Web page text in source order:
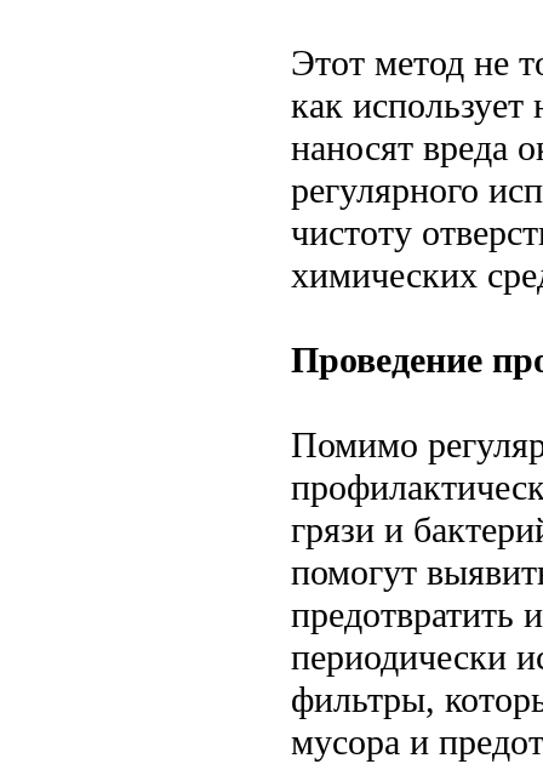
Этот метод не
как
наносят вреда
регулярного
чистоту
химических
Проведение
Помимо
грязи и
помогут
предотвратить
периодически
фильтры,
мусора и